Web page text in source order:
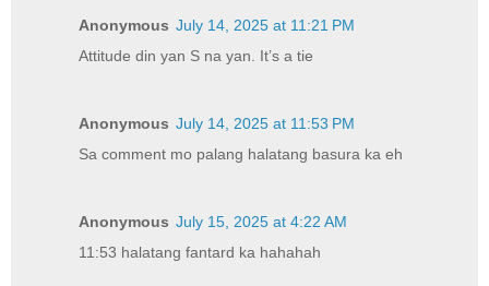
Anonymous July 14, 2025 at 11:21 PM
Attitude din yan S na yan. It’s a tie
Anonymous July 14, 2025 at 11:53 PM
Sa comment mo palang halatang basura ka eh
Anonymous July 15, 2025 at 4:22 AM
11:53 halatang fantard ka hahahah